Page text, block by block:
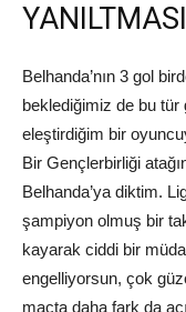
Belhanda’nın 3 gol
beklediğimiz de bu tür
eleştirdiğim bir
Bir Gençlerbirliği
Belhanda’ya diktim.
şampiyon olmuş bir
kayarak ciddi bir
engelliyorsun, çok
maçta daha fark da